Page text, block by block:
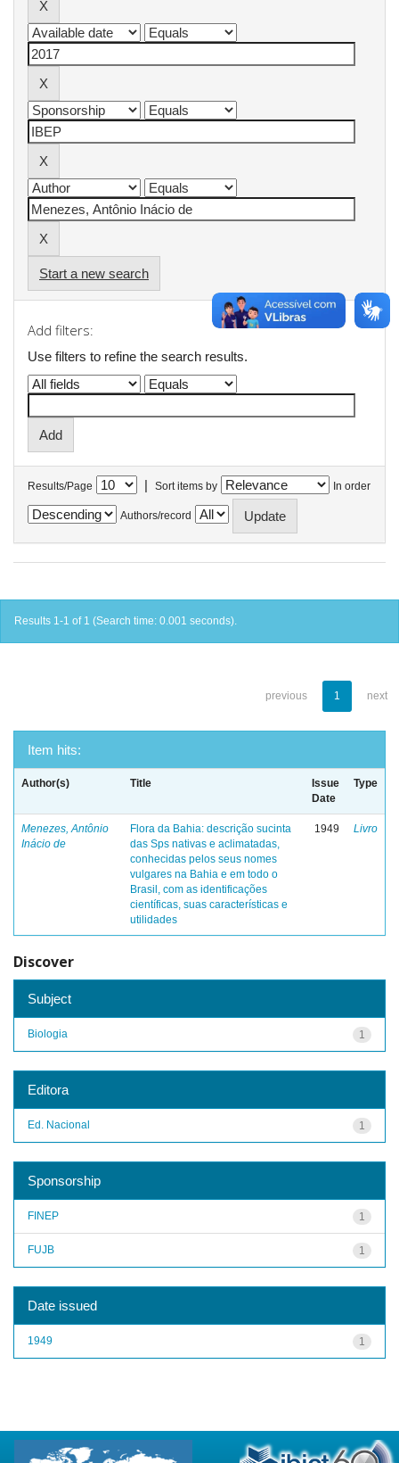
Start a new search
Add filters:
Use filters to refine the search results.
Results/Page | Sort items by In order
Authors/record
Results 1-1 of 1 (Search time: 0.001 seconds).
previous 1 next
Item hits:
Author(s) Title
Issue
Date
Type
Menezes, Antônio
Inácio de
Flora da Bahia: descrição sucinta
das Sps nativas e aclimatadas,
conhecidas pelos seus nomes
vulgares na Bahia e em todo o
Brasil, com as identificações
científicas, suas características e
utilidades
1949 Livro
Discover
Subject
1
Biologia
Editora
1
Ed. Nacional
Sponsorship
1
FINEP
1
FUJB
Date issued
1
1949